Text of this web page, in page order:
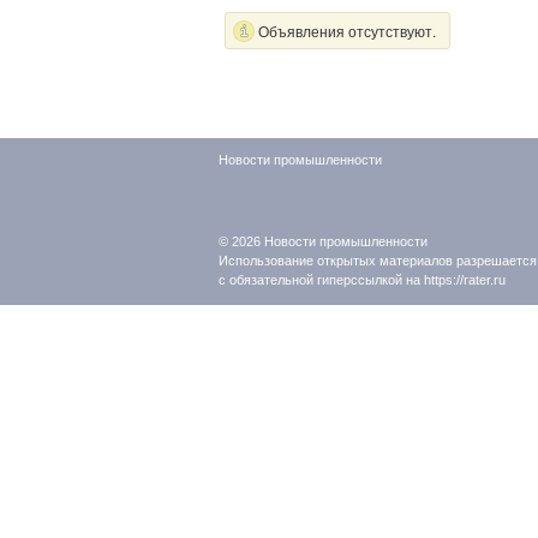
Объявления отсутствуют.
Новости промышленности
© 2026 Новости промышленности
Использование открытых материалов разрешается
с обязательной гиперссылкой на https://rater.ru